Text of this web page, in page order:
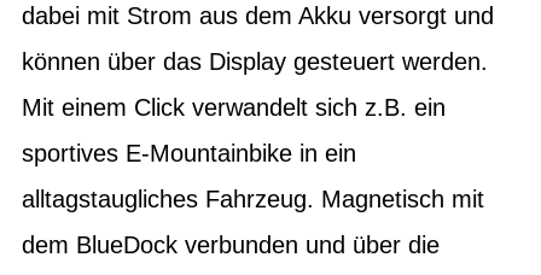
dabei mit Strom aus dem Akku versorgt und
können über das Display gesteuert werden.
Mit einem Click verwandelt sich z.B. ein
sportives E-Mountainbike in ein
alltagstaugliches Fahrzeug. Magnetisch mit
dem BlueDock verbunden und über die